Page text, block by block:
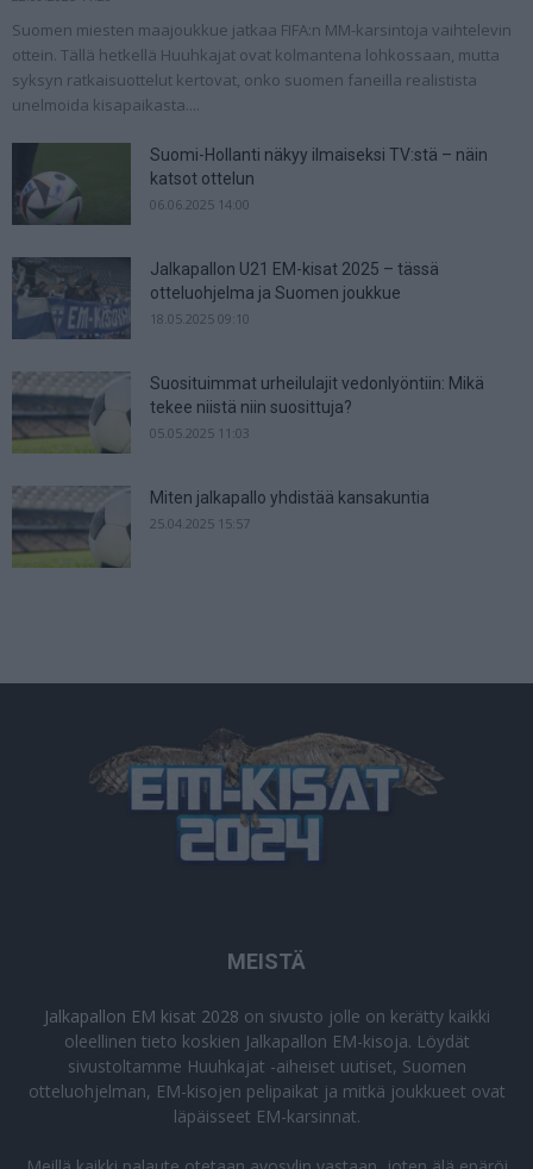
Suomen miesten maajoukkue jatkaa FIFA:n MM-karsintoja vaihtelevin
ottein. Tällä hetkellä Huuhkajat ovat kolmantena lohkossaan, mutta
syksyn ratkaisuottelut kertovat, onko suomen faneilla realistista
unelmoida kisapaikasta....
Suomi-Hollanti näkyy ilmaiseksi TV:stä – näin
katsot ottelun
06.06.2025 14:00
Jalkapallon U21 EM-kisat 2025 – tässä
otteluohjelma ja Suomen joukkue
18.05.2025 09:10
Suosituimmat urheilulajit vedonlyöntiin: Mikä
tekee niistä niin suosittuja?
05.05.2025 11:03
Miten jalkapallo yhdistää kansakuntia
25.04.2025 15:57
MEISTÄ
Jalkapallon EM kisat 2028 on sivusto jolle on kerätty kaikki
oleellinen tieto koskien Jalkapallon EM-kisoja. Löydät
sivustoltamme Huuhkajat -aiheiset uutiset, Suomen
otteluohjelman, EM-kisojen pelipaikat ja mitkä joukkueet ovat
läpäisseet EM-karsinnat.